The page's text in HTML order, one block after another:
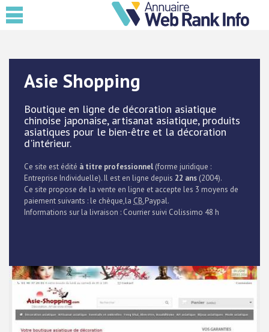
Asie Shopping
Boutique en ligne de décoration asiatique
chinoise japonaise, artisanat asiatique, produits
asiatiques pour le bien-être et la décoration
d'intérieur.
Ce site est édité à titre professionnel (forme juridique :
Entreprise Individuelle). Il est en ligne depuis 22 ans (2004).
Ce site propose de la vente en ligne et accepte les 3 moyens de
paiement suivants : le chèque,la CB,Paypal.
Informations sur la livraison : Courrier suivi Colissimo 48 h